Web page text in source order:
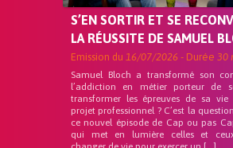
S’EN SORTIR ET SE
LA RÉUSSITE DE SAMUEL
Emission du 16/07/2026 - Durée 30
Samuel Bloch a transformé son
l’addiction en métier porteur de
transformer les épreuves de sa vie
projet professionnel ? C’est la
ce nouvel épisode de Cap ou pas
qui met en lumière celles et